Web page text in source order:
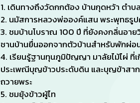
1. เดินทางถึงวัดกกต้อง บ้านกุดหว้า ตำ
2. นมัสการหลวงพ่อองค์แสน พระพุทธรู
3. ชมบ้านโบราณ 100 ปี ที่ยังคงกลิ่นอาย
ชานบ้านยื่นออกจากตัวบ้านสำหรับพักผ่อ
4. เรียนรู้ฐานทุนภูมิปัญญา มาลัยไม้ไผ่ ที่
ประเพณีบุญข้าวประดับดิน และบุญข้าสาก
ถวายพระ
5. ชมยุ้งข้าวผู้ไท